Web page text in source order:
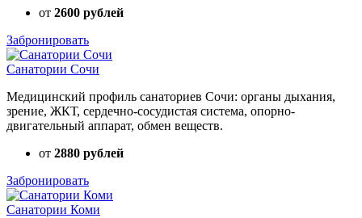
от 2600 рублей
Забронировать
Санатории Сочи
Медицинский профиль санаториев Сочи: органы дыхания,
зрение, ЖКТ, сердечно-сосудистая система, опорно-
двигательный аппарат, обмен веществ.
от 2880 рублей
Забронировать
Санатории Коми